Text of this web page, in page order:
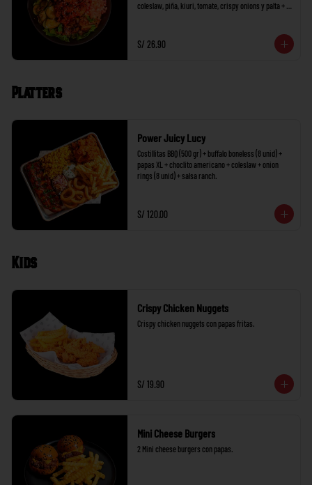
coleslaw, piña, kiuri, tomate, crispy onions y palta + 1
S/ 26.90
Platters
Power Juicy Lucy
Costillitas BBQ (500 gr) + buffalo boneless (8 unid) +
papas XL + choclito americano + coleslaw + onion
rings (8 unid) + salsa ranch.
S/ 120.00
Kids
Crispy Chicken Nuggets
Crispy chicken nuggets con papas fritas.
S/ 19.90
Mini Cheese Burgers
2 Mini cheese burgers con papas.